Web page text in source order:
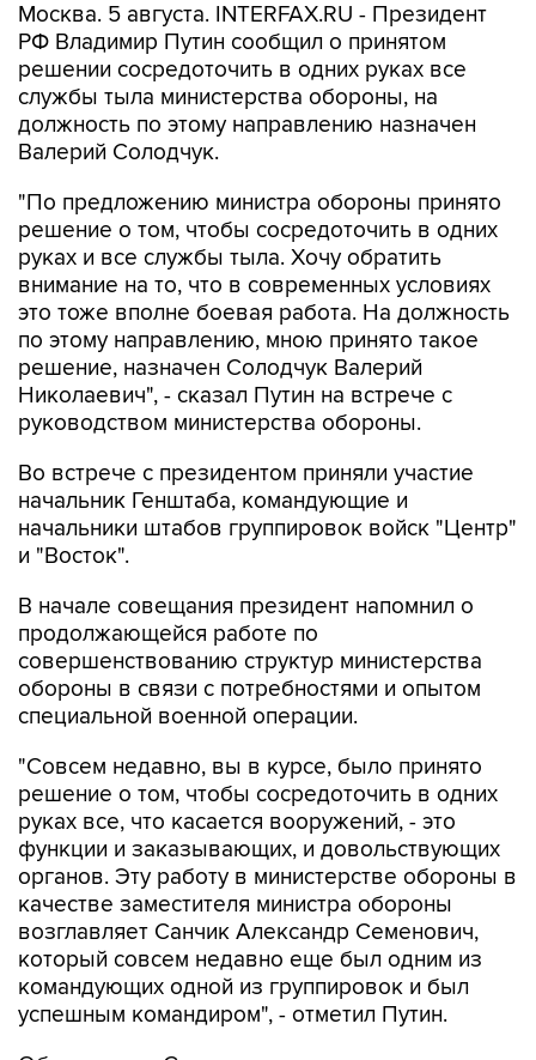
Москва. 5 августа. INTERFAX.RU - Президент
РФ Владимир Путин сообщил о принятом
решении сосредоточить в одних руках все
службы тыла министерства обороны, на
должность по этому направлению назначен
Валерий Солодчук.
"По предложению министра обороны принято
решение о том, чтобы сосредоточить в одних
руках и все службы тыла. Хочу обратить
внимание на то, что в современных условиях
это тоже вполне боевая работа. На должность
по этому направлению, мною принято такое
решение, назначен Солодчук Валерий
Николаевич", - сказал Путин на встрече с
руководством министерства обороны.
Во встрече с президентом приняли участие
начальник Генштаба, командующие и
начальники штабов группировок войск "Центр"
и "Восток".
В начале совещания президент напомнил о
продолжающейся работе по
совершенствованию структур министерства
обороны в связи с потребностями и опытом
специальной военной операции.
"Совсем недавно, вы в курсе, было принято
решение о том, чтобы сосредоточить в одних
руках все, что касается вооружений, - это
функции и заказывающих, и довольствующих
органов. Эту работу в министерстве обороны в
качестве заместителя министра обороны
возглавляет Санчик Александр Семенович,
который совсем недавно еще был одним из
командующих одной из группировок и был
успешным командиром", - отметил Путин.